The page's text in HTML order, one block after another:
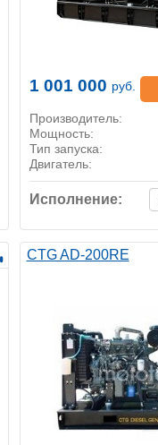
1 001 000 руб.
Производитель:
Мощность:
Тип запуска:
Двигатель:
Исполнение:
CTG AD-200RE